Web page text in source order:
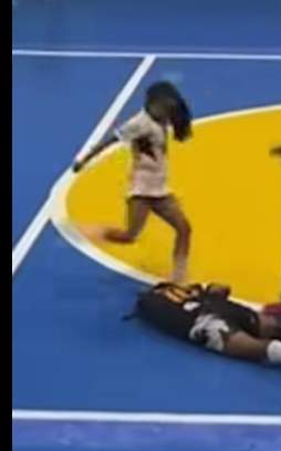
bebeği almak amacıyla işlenmiş
araştırılıyor. Ancak bunun
değil, soruşturma
olduğu belirtiliyor.
Ailenin açıklamasına göre
bekliyordu. 12 Ağustos’ta
bebeğe “Alahia” adı verilmişti.
Maria Potosi toprağa verilirken
önemli sorusu hâlâ yanıt